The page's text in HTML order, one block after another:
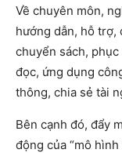
Về chuyên môn,
hướng dẫn, hỗ trợ,
chuyển sách,
đọc, ứng dụng
thông, chia sẻ tài
Bên cạnh đó, đẩy
động của “mô